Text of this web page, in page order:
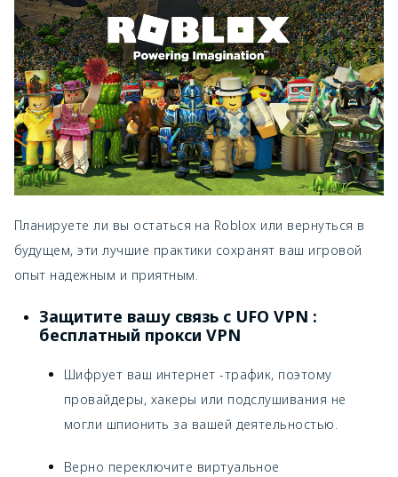
Планируете ли вы остаться на Roblox или вернуться в
будущем, эти лучшие практики сохранят ваш игровой
опыт надежным и приятным.
Защитите вашу связь с UFO VPN :
бесплатный прокси VPN
Шифрует ваш интернет -трафик, поэтому
провайдеры, хакеры или подслушивания не
могли шпионить за вашей деятельностью.
Верно переключите виртуальное